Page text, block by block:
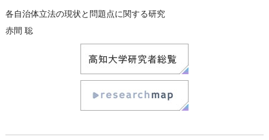
各自治体立法の現状と問題点に関する研究
赤間 聡